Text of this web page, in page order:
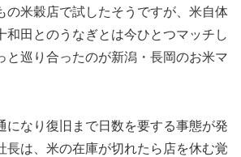
の米穀店で試したそうですが、米自体
和田とのうなぎとは今ひとつマッチし
と巡り合ったのが新潟・長岡のお米マ
になり復旧まで日数を要する事態が発
長は、米の在庫が切れたら店を休む覚